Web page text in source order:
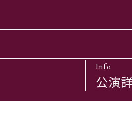
Info
公演